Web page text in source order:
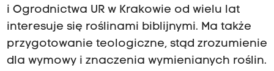
i Ogrodnictwa UR w Krakowie od wielu lat
interesuje się roślinami biblijnymi. Ma także
przygotowanie teologiczne, stąd zrozumienie
dla wymowy i znaczenia wymienianych roślin.